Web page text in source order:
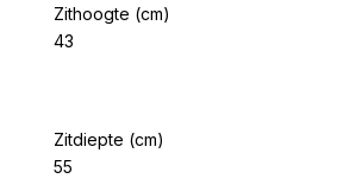
Zithoogte (cm)
43
Zitdiepte (cm)
55